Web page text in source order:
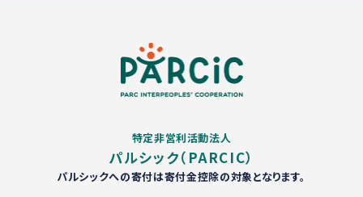
特定非営利活動法人
パルシック（PARCIC）
パルシックへの寄付は寄付金控除の対象となります。